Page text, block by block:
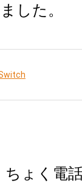
した。
ょく電